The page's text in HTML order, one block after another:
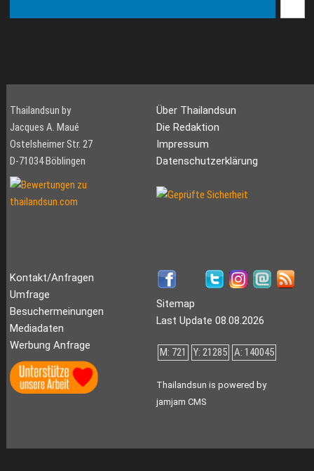
Thailandsun by
Jacques A. Maué
Ostelsheimer Str. 27
D-71034 Böblingen
Über Thailandsun
Die Redaktion
Impressum
Datenschutzerklärung
Kontakt/Anfragen
Umfrage
Besuchermeinungen
Mediadaten
Werbung Anfrage
Sitemap
Last Update 08.08.2026
M: 721 Y: 21285 A: 140045
Thailandsun is powered by
jamjam CMS